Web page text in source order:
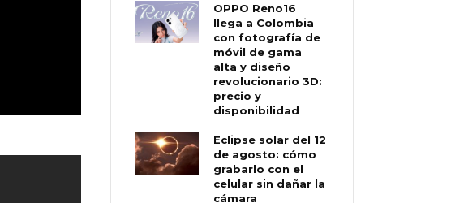
OPPO Reno16
llega a Colombia
con fotografía de
móvil de gama
alta y diseño
revolucionario 3D:
precio y
disponibilidad
Eclipse solar del 12
de agosto: cómo
grabarlo con el
celular sin dañar la
cámara